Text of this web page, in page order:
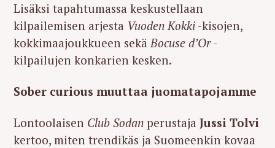
Lisäksi tapahtumassa keskustellaan
kilpailemisen arjesta Vuoden Kokki -kisojen,
kokkimaajoukkueen sekäBocuse d’Or-
kilpailujen konkarien kesken.
Sober curious muuttaa juomatapojamme
Lontoolaisen Club Sodan perustaja Jussi Tolvi
kertoo, miten trendikäs ja Suomeenkin kovaa